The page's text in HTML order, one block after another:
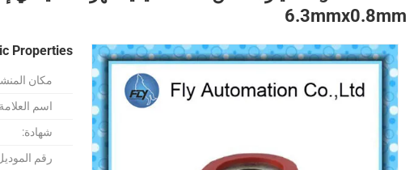
6.3mmx0.8mm
Properties
مكان
اسم
شهادة:
رقم